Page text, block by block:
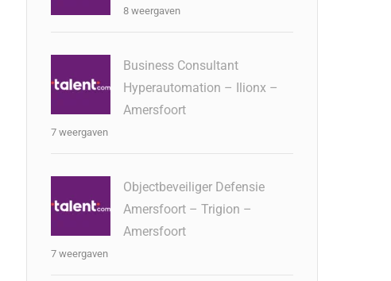
8 weergaven
Business Consultant
Hyperautomation – Ilionx –
Amersfoort
7 weergaven
Objectbeveiliger Defensie
Amersfoort – Trigion –
Amersfoort
7 weergaven